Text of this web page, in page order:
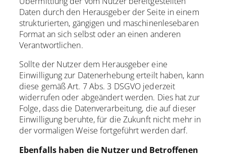
Daten durch den Herausgeber der Seite in einem
strukturierten, gängigen und maschinenlesebaren
Format an sich selbst oder an einen anderen
Verantwortlichen.
Sollte der Nutzer dem Herausgeber eine
Einwilligung zur Datenerhebung erteilt haben, kann
diese gemäß Art. 7 Abs. 3 DSGVO jederzeit
widerrufen oder abgeändert werden. Dies hat zur
Folge, dass die Datenverarbeitung, die auf dieser
Einwilligung beruhte, für die Zukunft nicht mehr in
der vormaligen Weise fortgeführt werden darf.
Ebenfalls haben die Nutzer und Betroffenen